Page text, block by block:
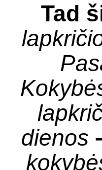
Tad
dienos